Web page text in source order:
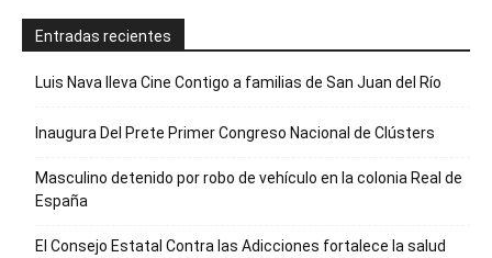
Entradas recientes
Luis Nava lleva Cine Contigo a familias de San Juan del Río
Inaugura Del Prete Primer Congreso Nacional de Clústers
Masculino detenido por robo de vehículo en la colonia Real de
España
El Consejo Estatal Contra las Adicciones fortalece la salud